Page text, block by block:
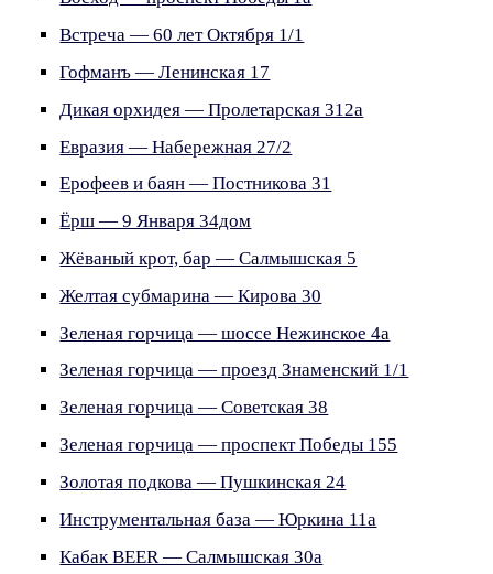
Встреча — 60 лет Октября 1/1
Гофманъ — Ленинская 17
Дикая орхидея — Пролетарская 312а
Евразия — Набережная 27/2
Ерофеев и баян — Постникова 31
Ёрш — 9 Января 34дом
Жёваный крот, бар — Салмышская 5
Желтая субмарина — Кирова 30
Зеленая горчица — шоссе Нежинское 4а
Зеленая горчица — проезд Знаменский 1/1
Зеленая горчица — Советская 38
Зеленая горчица — проспект Победы 155
Золотая подкова — Пушкинская 24
Инструментальная база — Юркина 11а
Кабак BEER — Салмышская 30а